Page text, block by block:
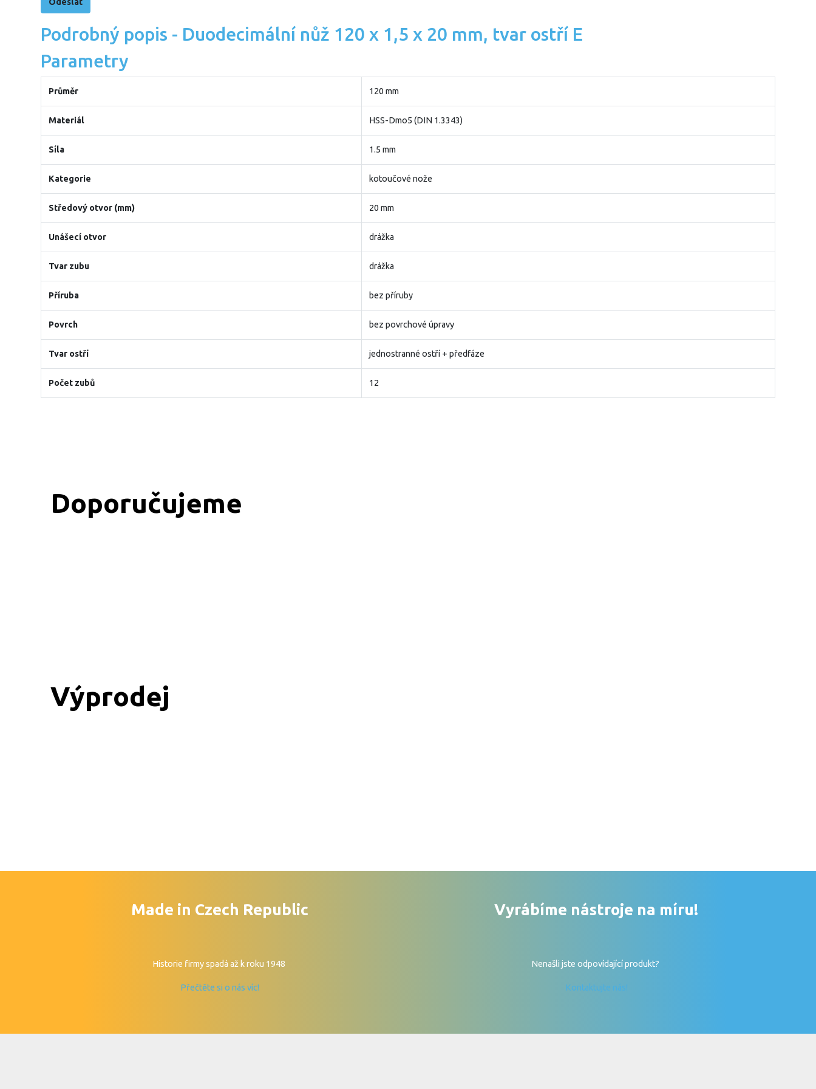
Podrobný popis - Duodecimální nůž 120 x 1,5 x 20 mm, tvar ostří E
Parametry
Průměr 120 mm
Materiál HSS-Dmo5 (DIN 1.3343)
Síla 1.5 mm
Kategorie kotoučové nože
Středový otvor (mm) 20 mm
Unášecí otvor drážka
Tvar zubu drážka
Příruba bez příruby
Povrch bez povrchové úpravy
Tvar ostří jednostranné ostří + předfáze
Počet zubů 12
Doporučujeme
Výprodej
Made in Czech Republic
Historie firmy spadá až k roku 1948
Přečtěte si o nás víc!
Vyrábíme nástroje na míru!
Nenašli jste odpovídající produkt?
Kontaktujte nás!